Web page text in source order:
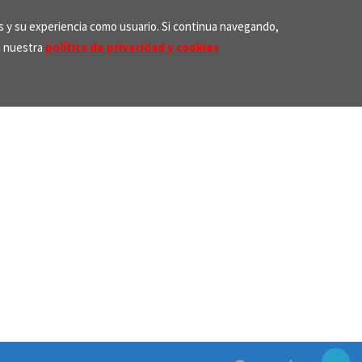
su experiencia como usuario. Si continua navegando,
nuestra política de privacidad y cookies